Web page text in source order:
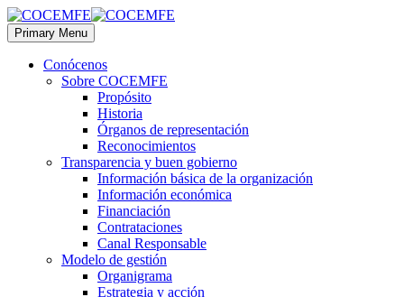
Primary Menu
Conócenos
Sobre COCEMFE
Propósito
Historia
Órganos de representación
Reconocimientos
Transparencia y buen gobierno
Información básica de la organización
Información económica
Financiación
Contrataciones
Canal Responsable
Modelo de gestión
Organigrama
Estrategia y acción